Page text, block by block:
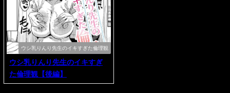
ウシ乳りんり先生のイキすぎた倫理観
ウシ乳りんり先生のイキすぎ
た倫理観【後編】